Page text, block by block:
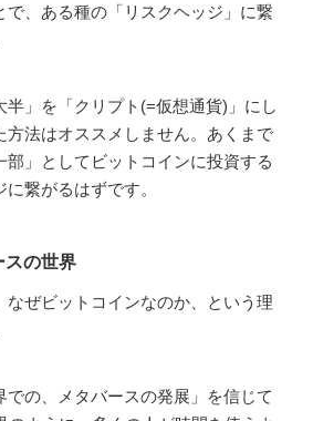
で、ある種の「リスクヘッジ」に繋
半」を「クリプト(=仮想通貨)」にし
方法はオススメしません。あくまで
部」としてビットコインに投資する
繋がるはずです。
スの世界
なぜビットコインなのか、という理
での、メタバースの発展」を信じて